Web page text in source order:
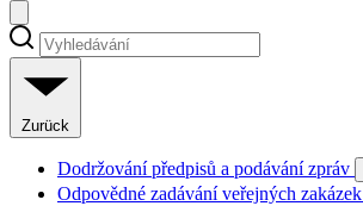
Zurück
Dodržování předpisů a podávání zpráv
Odpovědné zadávání veřejných zakázek